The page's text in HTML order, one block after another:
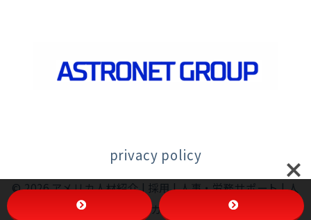
privacy policy
© 2026アメリカ人材紹介 | 採用 | 人事・労務サポート | 人
事マネジメント |アメリカ進出 | Actus | アクタス